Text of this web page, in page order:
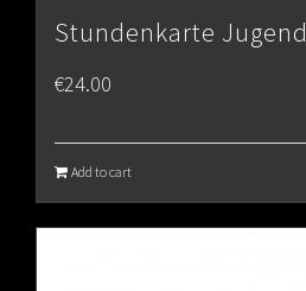
Stundenkarte Jugend
€24.00
Add to cart